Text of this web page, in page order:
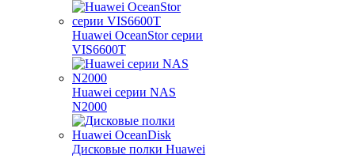
Huawei OceanStor серии
VIS6600T
Huawei серии NAS
N2000
Дисковые полки Huawei